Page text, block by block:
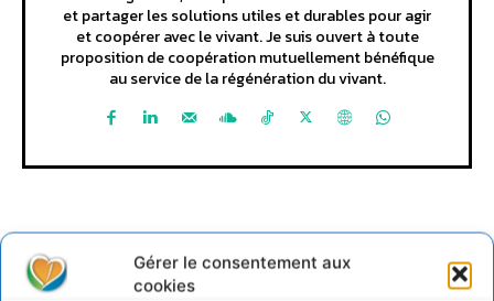
Gérer le consentement aux
cookies
et partager les solutions utiles et durables pour agir
et coopérer avec le vivant. Je suis ouvert à toute
proposition de coopération mutuellement bénéfique
au service de la régénération du vivant.